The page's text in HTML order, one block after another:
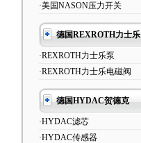
·美国NASON压力开关
德国REXROTH力士乐
·REXROTH力士乐泵
·REXROTH力士乐电磁阀
德国HYDAC贺德克
·HYDAC滤芯
·HYDAC传感器